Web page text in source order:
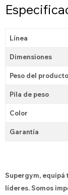
Línea
Dimensiones
Peso del producto
Pila de peso
Color
Garantía
Supergym, equipá
líderes. Somos